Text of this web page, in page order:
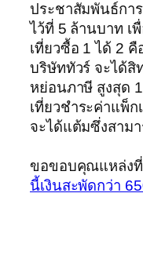
ประชาสัมพันธ์กา
ไว้ที่ 5 ล้านบาท
เที่ยวซื้อ 1 ได้ 2 คื
บริษัททัวร์ จะได้สิ
หย่อนภาษี สูงสุด
เที่ยวชำระค่าแพ็ก
จะได้แต้มซึ่งสาม
ขอขอบคุณแหล่งที่
นี้เงินสะพัดกว่า